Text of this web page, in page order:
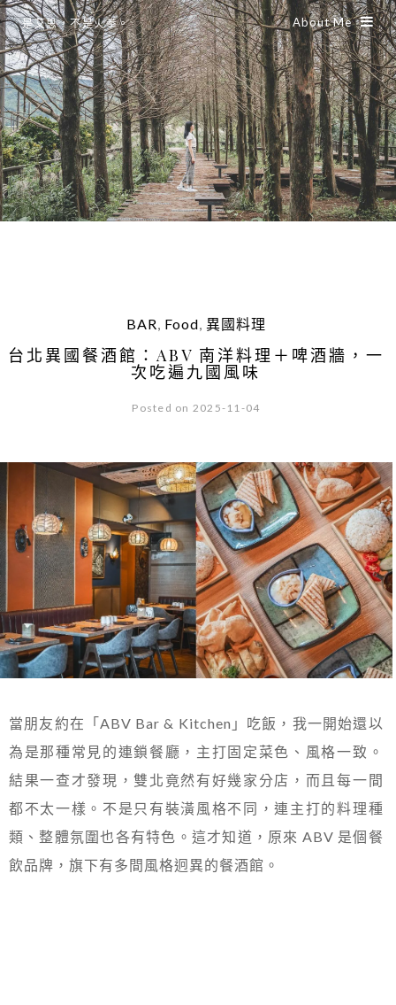
是艾思，不是火拳。 About Me
BAR, Food, 異國料理
台北異國餐酒館：ABV 南洋料理＋啤酒牆，一
次吃遍九國風味
Posted on 2025-11-04
當朋友約在「ABV Bar & Kitchen」吃飯，我一開始還以
為是那種常見的連鎖餐廳，主打固定菜色、風格一致。
結果一查才發現，雙北竟然有好幾家分店，而且每一間
都不太一樣。不是只有裝潢風格不同，連主打的料理種
類、整體氛圍也各有特色。這才知道，原來 ABV 是個餐
飲品牌，旗下有多間風格迥異的餐酒館。